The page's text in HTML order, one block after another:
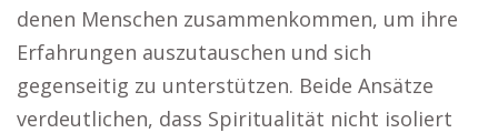
denen Menschen zusammenkommen, um ihre
Erfahrungen auszutauschen und sich
gegenseitig zu unterstützen. Beide Ansätze
verdeutlichen, dass Spiritualität nicht isoliert